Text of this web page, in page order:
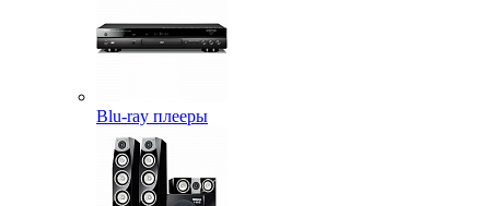
Blu-ray плееры